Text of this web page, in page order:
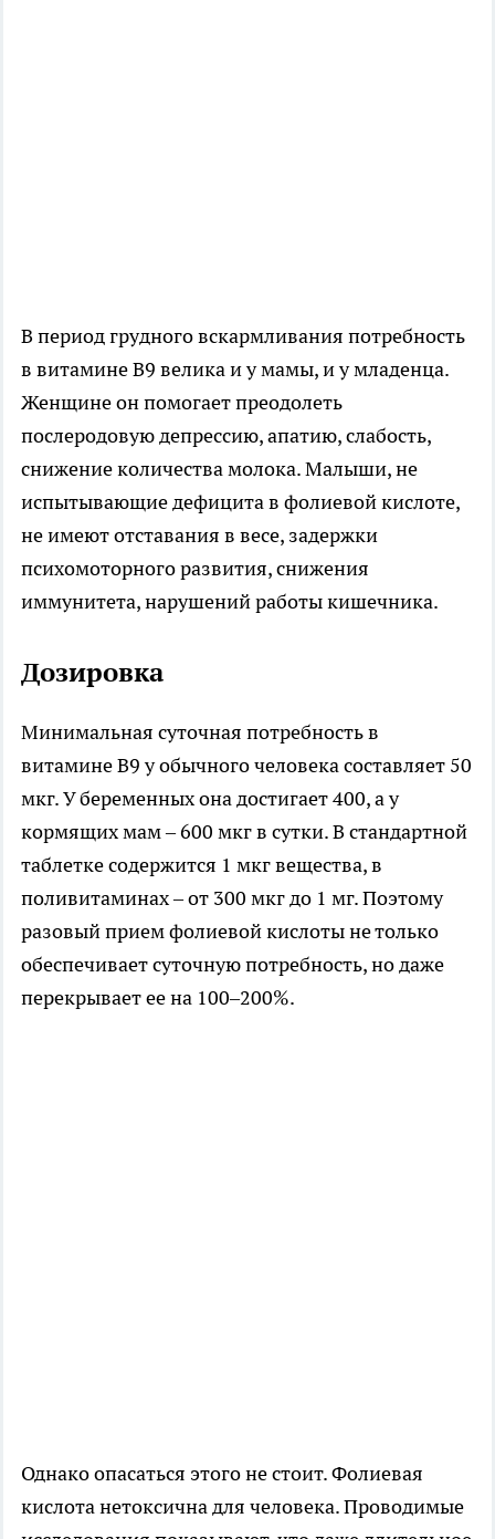
В период грудного вскармливания потребность
в витамине В9 велика и у мамы, и у младенца.
Женщине он помогает преодолеть
послеродовую депрессию, апатию, слабость,
снижение количества молока. Малыши, не
испытывающие дефицита в фолиевой кислоте,
не имеют отставания в весе, задержки
психомоторного развития, снижения
иммунитета, нарушений работы кишечника.
Дозировка
Минимальная суточная потребность в
витамине В9 у обычного человека составляет 50
мкг. У беременных она достигает 400, а у
кормящих мам – 600 мкг в сутки. В стандартной
таблетке содержится 1 мкг вещества, в
поливитаминах – от 300 мкг до 1 мг. Поэтому
разовый прием фолиевой кислоты не только
обеспечивает суточную потребность, но даже
перекрывает ее на 100–200%.
Однако опасаться этого не стоит. Фолиевая
кислота нетоксична для человека. Проводимые